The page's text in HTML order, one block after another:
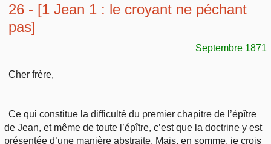
26 - [1 Jean 1 : le croyant ne péchant
pas]
Septembre 1871
Cher frère,
Ce qui constitue la difficulté du premier chapitre de l’épître
de Jean, et même de toute l’épître, c’est que la doctrine y est
présentée d’une manière abstraite. Mais, en somme, je crois